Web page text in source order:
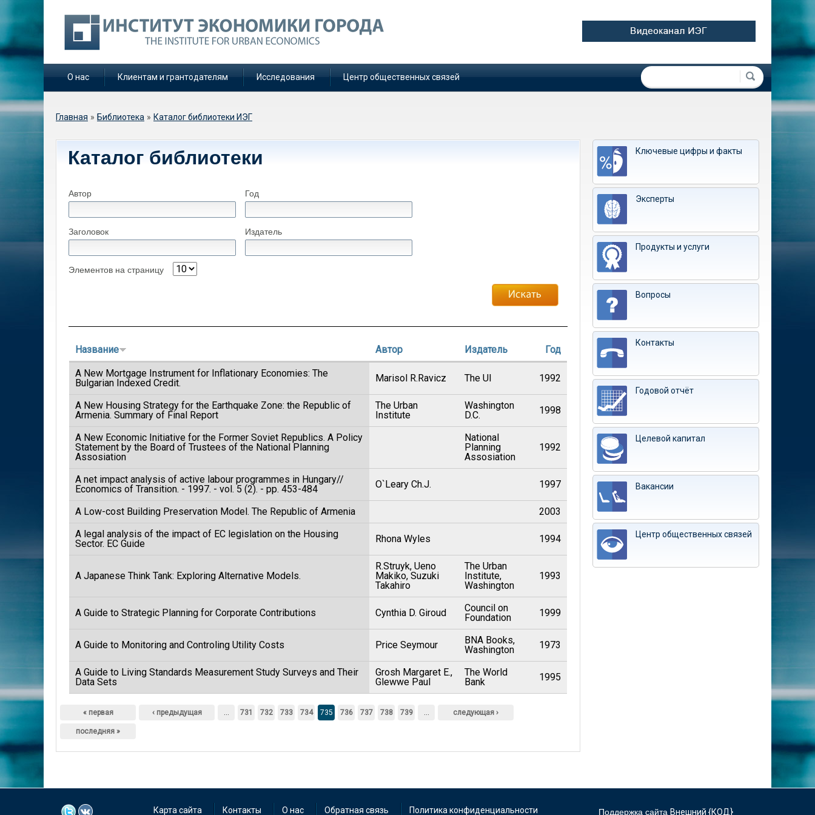
О нас Клиентам и грантодателям Исследования Центр общественных связей Форма поиска
Поиск
Вы здесь
Главная » Библиотека » Каталог библиотеки ИЭГ
Каталог библиотеки
Автор Год
Заголовок Издатель
Элементов на страницу
Название Автор Издатель Год
A New Mortgage Instrument for Inflationary Economies: The
Bulgarian Indexed Credit.
Marisol R.Ravicz The UI 1992
A New Housing Strategy for the Earthquake Zone: the Republic of
Armenia. Summary of Final Report
The Urban
Institute
Washington
D.C.
1998
A New Economic Initiative for the Former Soviet Republics. A Policy
Statement by the Board of Trustees of the National Planning
Assosiation
National
Planning
Assosiation
1992
A net impact analysis of active labour programmes in Hungary//
Economics of Transition. - 1997. - vol. 5 (2). - pp. 453-484
O`Leary Ch.J. 1997
A Low-cost Building Preservation Model. The Republic of Armenia
2003
A legal analysis of the impact of EC legislation on the Housing
Sector. EC Guide
Rhona Wyles 1994
A Japanese Think Tank: Exploring Alternative Models.
R.Struyk, Ueno
Makiko, Suzuki
Takahiro
The Urban
Institute,
Washington
1993
A Guide to Strategic Planning for Corporate Contributions Cynthia D. Giroud
Council on
Foundation
1999
A Guide to Monitoring and Controling Utility Costs Price Seymour
BNA Books,
Washington
1973
A Guide to Living Standards Measurement Study Surveys and Their
Data Sets
Grosh Margaret E.,
Glewwe Paul
The World
Bank
1995
« первая ‹ предыдущая … 731 732 733 734 735 736 737 738 739 … следующая ›
последняя »
Ключевые цифры и факты
Эксперты
Продукты и услуги
Вопросы
Контакты
Годовой отчёт
Целевой капитал
Вакансии
Центр общественных связей
Карта сайта Контакты О нас Обратная связь Политика конфиденциальности Поддержка сайта Внешний {КОД}